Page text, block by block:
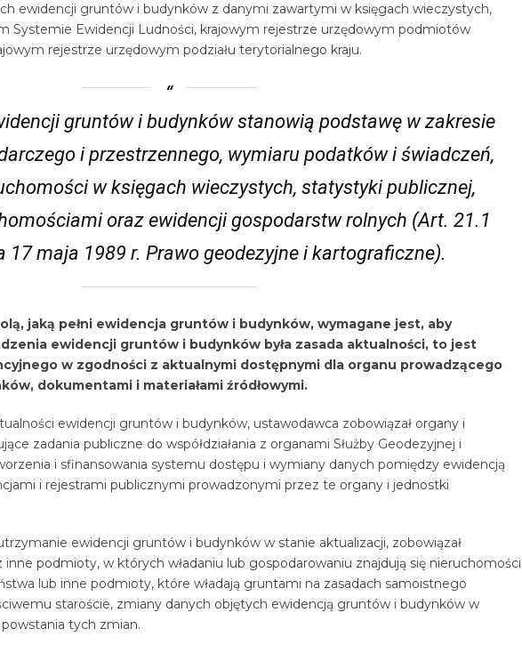
ewidencji gruntów i budynków z danymi zawartymi w księgach wieczystych,
Systemie Ewidencji Ludności, krajowym rejestrze urzędowym podmiotów
rejestrze urzędowym podziału terytorialnego kraju.
gruntów i budynków stanowią podstawę w zakresie
i przestrzennego, wymiaru podatków i świadczeń,
w księgach wieczystych, statystyki publicznej,
oraz ewidencji gospodarstw rolnych (Art. 21.1
17 maja 1989 r. Prawo geodezyjne i kartograficzne).
jaką pełni ewidencja gruntów i budynków, wymagane jest, aby
ewidencji gruntów i budynków była zasada aktualności, to jest
w zgodności z aktualnymi dostępnymi dla organu prowadzącego
dokumentami i materiałami źródłowymi.
ewidencji gruntów i budynków, ustawodawca zobowiązał organy i
zadania publiczne do współdziałania z organami Służby Geodezyjnej i
i sfinansowania systemu dostępu i wymiany danych pomiędzy ewidencją
i rejestrami publicznymi prowadzonymi przez te organy i jednostki
ewidencji gruntów i budynków w stanie aktualizacji, zobowiązał
inne podmioty, w których władaniu lub gospodarowaniu znajdują się nieruchomości
lub inne podmioty, które władają gruntami na zasadach samoistnego
staroście, zmiany danych objętych ewidencją gruntów i budynków w
tych zmian.